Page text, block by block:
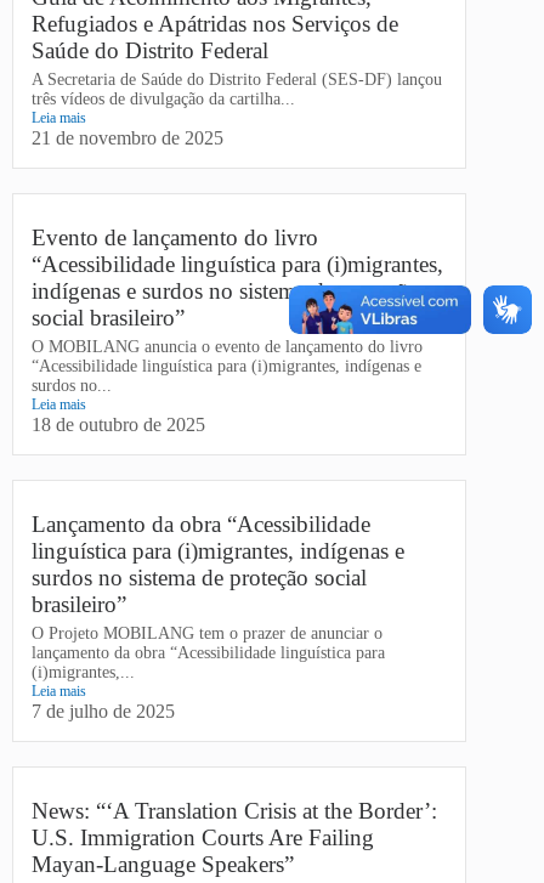
Refugiados e Apátridas nos Serviços de
Saúde do Distrito Federal
A Secretaria de Saúde do Distrito Federal (SES-DF) lançou
três vídeos de divulgação da cartilha...
Leia mais
21 de novembro de 2025
Evento de lançamento do livro
“Acessibilidade linguística para (i)migrantes,
indígenas e surdos no sistema de proteção
social brasileiro”
O MOBILANG anuncia o evento de lançamento do livro
“Acessibilidade linguística para (i)migrantes, indígenas e
surdos no...
Leia mais
18 de outubro de 2025
Lançamento da obra “Acessibilidade
linguística para (i)migrantes, indígenas e
surdos no sistema de proteção social
brasileiro”
O Projeto MOBILANG tem o prazer de anunciar o
lançamento da obra “Acessibilidade linguística para
(i)migrantes,...
Leia mais
7 de julho de 2025
News: “‘A Translation Crisis at the Border’:
U.S. Immigration Courts Are Failing
Mayan-Language Speakers”